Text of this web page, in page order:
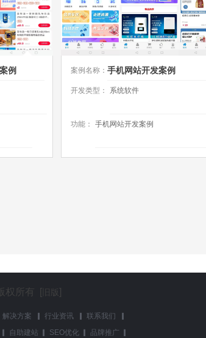
例 案例名称： 手机网站开发案例
开发类型： 系统软件
功能： 手机网站开发案例
权所有 [ 旧版]
解决方案 行业资讯 联系我们
自助建站 SEO优化 品牌推广